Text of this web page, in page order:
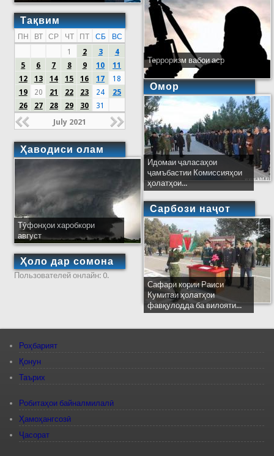
Тақвим
ПН ВТ СР ЧТ ПТ СБ
ВС
1
2 3
4
5
6 7 8 9 10
11
12
13 14 15 16 17
18
19
20 21 22 23 24
25
26
27 28 29 30 31
July 2021
Ҳаводиси олам
Тӯфонҳои харобкори
август
Ҳоло дар сомона
Пользователей онлайн: 0.
Терроризм вабои аср
Омор
Идомаи ҷаласаҳои
ҷамъбастии Комиссияҳои
ҳолатҳои...
Сарбози наҷот
Сафари кории Раиси
Кумитаи ҳолатҳои
фавқулодда ба вилояти...
Роҳбарият
Қонун
Таърих
Робитаҳои байналмилалӣ
Ҳамоҳангсозӣ
Ҷасорат